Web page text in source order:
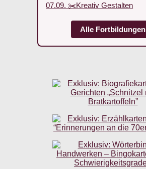
07.09. ✂️Kreativ Gestalten
Alle Fortbildungen